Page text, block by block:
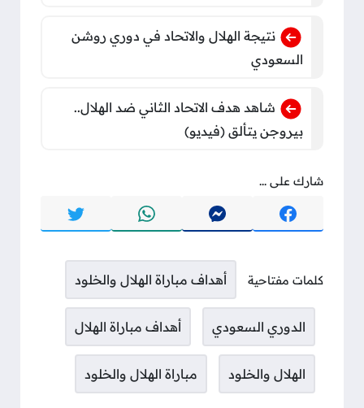
نتيجة الهلال والاتحاد في دوري روشن
السعودي
شاهد هدف الاتحاد الثاني ضد الهلال..
بيروجن يتألق (فيديو)
شارك على ...
كلمات مفتاحية أهداف مباراة الهلال والخلود
الدوري السعودي أهداف مباراة الهلال
الهلال والخلود مباراة الهلال والخلود